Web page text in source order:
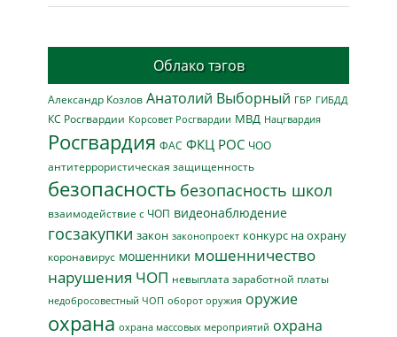
Облако тэгов
Александр Козлов Анатолий Выборный ГБР ГИБДД
КС Росгвардии Корсовет Росгвардии МВД Нацгвардия
Росгвардия ФАС ФКЦ РОС ЧОО
антитеррористическая защищенность
безопасность безопасность школ
взаимодействие с ЧОП видеонаблюдение
госзакупки закон законопроект конкурс на охрану
коронавирус мошенники мошенничество
нарушения ЧОП невыплата заработной платы
недобросовестный ЧОП оборот оружия оружие
охрана охрана массовых мероприятий охрана